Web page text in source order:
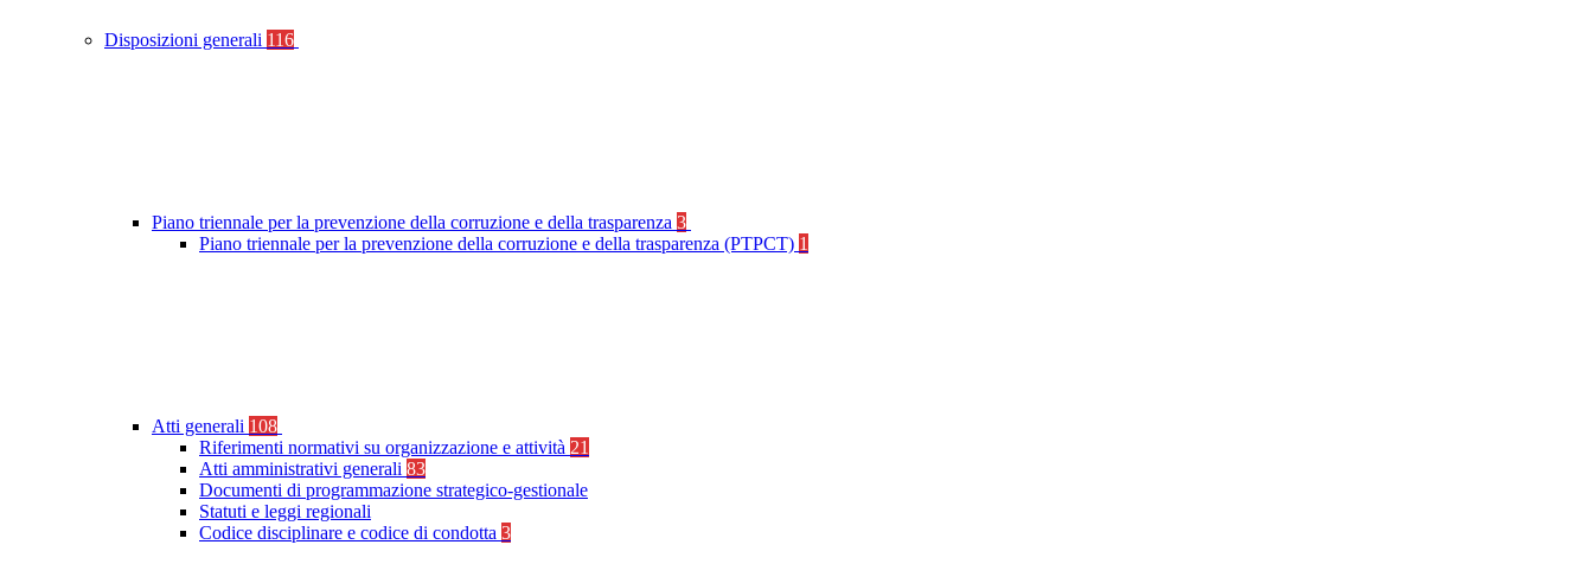
Disposizioni generali 116
Piano triennale per la prevenzione della corruzione e della trasparenza 3
Piano triennale per la prevenzione della corruzione e della trasparenza (PTPCT) 1
Atti generali 108
Riferimenti normativi su organizzazione e attività 21
Atti amministrativi generali 83
Documenti di programmazione strategico-gestionale
Statuti e leggi regionali
Codice disciplinare e codice di condotta 3